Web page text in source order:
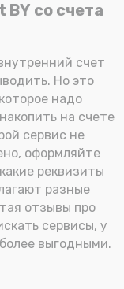
со счета
счет
Но это
надо
на счете
сервис не
оформляйте
реквизиты
разные
отзывы про
сервисы, у
выгодными.